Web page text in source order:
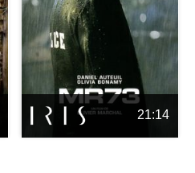
21:14